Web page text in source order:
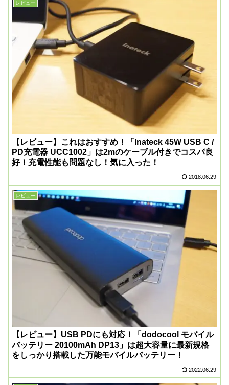
レビュー
【レビュー】これはおすすめ！「Inateck 45W USB C /
PD充電器 UCC1002」は2mのケーブル付きでコスパ良
好！充電性能も問題なし！気に入った！
2018.06.29
レビュー
【レビュー】USB PDにも対応！「dodocool モバイル
バッテリー 20100mAh DP13」は超大容量に最新規格
をしっかり搭載した万能モバイルバッテリー！
2022.06.29